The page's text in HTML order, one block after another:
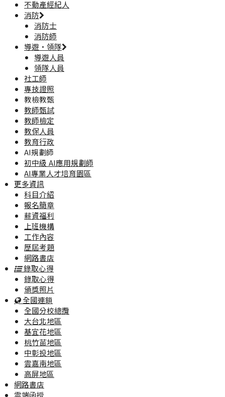
不動產經紀人
消防
消防士
消防師
導遊·領隊
導遊人員
領隊人員
社工師
專技證照
教檢教甄
教師甄試
教師檢定
教保人員
教育行政
AI規劃師
初中級 AI應用規劃師
AI專業人才培育園區
更多資訊
科目介紹
報名簡章
薪資福利
上班機構
工作內容
歷屆考題
網路書店
錄取心得
錄取心得
頒獎照片
全國連鎖
全國分校總攬
大台北地區
基宜花地區
桃竹苗地區
中彰投地區
雲嘉南地區
高屏地區
網路書店
雲端函授